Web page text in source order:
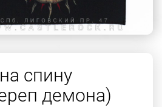
спину
демона)